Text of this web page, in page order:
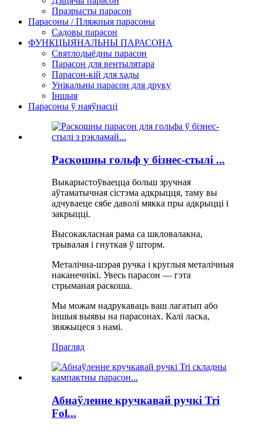
Празрысты парасон
Парасоны / Пляжныя парасоны
Садовы парасон
ФУНКЦЫЯНАЛЬНЫ ПАРАСОНА
Святлодыёдны парасон
Парасон для вентылятара
Парасон-кій для хады
Унікальны парасон для друку
Іншыя
Парасоны ў наяўнасці
Раскошны гольф у бізнес-стылі ...
Выкарыстоўваецца больш зручная
аўтаматычная сістэма адкрыцця, таму вы
адчуваеце сябе даволі мякка пры адкрыцці і
закрыцці.
Высокакласная рама са шкловалакна,
трывалая і гнуткая ў шторм.
Металічна-шэрая ручка і круглыя ​​металічныя
наканечнікі. Увесь парасон — гэта
стрыманая раскоша.
Мы можам надрукаваць ваш лагатып або
іншыя выявы на парасонах. Калі ласка,
звяжыцеся з намі.
Прагляд
Абнаўленне кручкавай ручкі Tri
Fol...